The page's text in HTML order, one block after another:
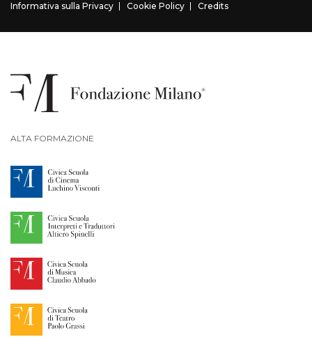
Informativa sulla Privacy
Cookie Policy Credits
ALTA FORMAZIONE